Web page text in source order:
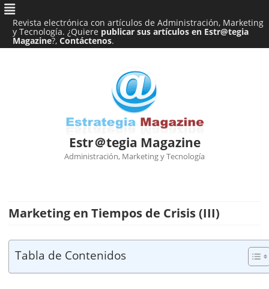
Revista electrónica con artículos de Administración, Marketing
y Tecnología. ¿Quiere publicar sus artículos en Estr@tegia
Magazine?, Contáctenos.
Estr＠tegia Magazine
Administración, Marketing y Tecnología
contenido
Marketing en Tiempos de Crisis (III)
Tabla de Contenidos